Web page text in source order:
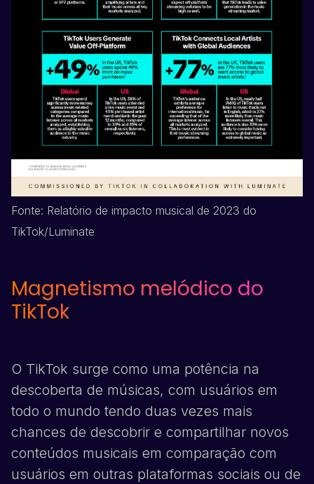
Fonte: Relatório de impacto musical de 2023 do
TikTok/Luminate
Magnetismo melódico do
TikTok
O TikTok surge como uma potência na
descoberta de músicas, com usuários em
todo o mundo tendo duas vezes mais
chances de descobrir e compartilhar novos
conteúdos musicais em comparação com
usuários em outras plataformas sociais ou de